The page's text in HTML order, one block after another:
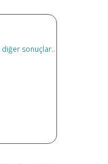
diğer sonuçlar..